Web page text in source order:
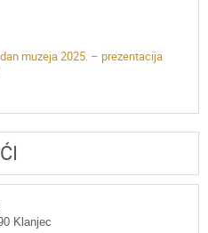
muzeja 2025. – prezentacija
Klanjec